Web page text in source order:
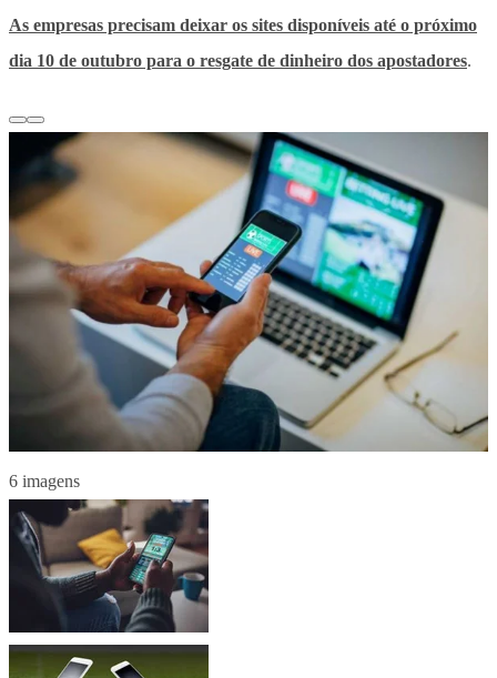
As empresas precisam deixar os sites disponíveis até o próximo
dia 10 de outubro para o resgate de dinheiro dos apostadores.
6 imagens